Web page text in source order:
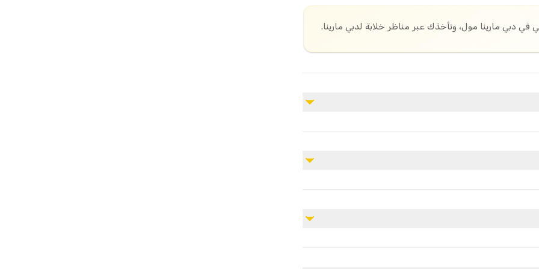
في دبي مارينا مول، وتأخذك عبر مناظر خلابة لدبي مارينا.